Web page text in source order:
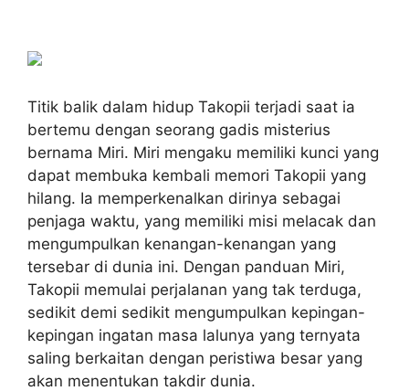
Titik balik dalam hidup Takopii terjadi saat ia
bertemu dengan seorang gadis misterius
bernama Miri. Miri mengaku memiliki kunci yang
dapat membuka kembali memori Takopii yang
hilang. Ia memperkenalkan dirinya sebagai
penjaga waktu, yang memiliki misi melacak dan
mengumpulkan kenangan-kenangan yang
tersebar di dunia ini. Dengan panduan Miri,
Takopii memulai perjalanan yang tak terduga,
sedikit demi sedikit mengumpulkan kepingan-
kepingan ingatan masa lalunya yang ternyata
saling berkaitan dengan peristiwa besar yang
akan menentukan takdir dunia.